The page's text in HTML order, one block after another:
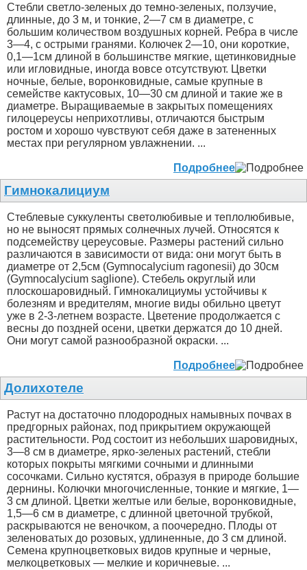
Стебли светло-зеленых до темно-зеленых, ползучие,
длинные, до 3 м, и тонкие, 2—7 см в диаметре, с
большим количеством воздушных корней. Ребра в числе
3—4, с острыми гранями. Колючек 2—10, они короткие,
0,1—1см длиной в большинстве мягкие, щетинковидные
или игловидные, иногда вовсе отсутствуют. Цветки
ночные, белые, воронковидные, самые крупные в
семействе кактусовых, 10—30 см длиной и такие же в
диаметре. Выращиваемые в закрытых помещениях
гилоцереусы неприхотливы, отличаются быстрым
ростом и хорошо чувствуют себя даже в затененных
местах при регулярном увлажнении. ...
Подробнее
Гимнокалициум
Стеблевые суккуленты светолюбивые и теплолюбивые,
но не выносят прямых солнечных лучей. Относятся к
подсемейству цереусовые. Размеры растений сильно
различаются в зависимости от вида: они могут быть в
диаметре от 2,5см (Gymnocalycium ragonesii) до 30см
(Gymnocalycium saglione). Стебель округлый или
плоскошаровидный. Гимнокалициумы устойчивы к
болезням и вредителям, многие виды обильно цветут
уже в 2-3-летнем возрасте. Цветение продолжается с
весны до поздней осени, цветки держатся до 10 дней.
Они могут самой разнообразной окраски. ...
Подробнее
Долихотеле
Растут на достаточно плодородных намывных почвах в
предгорных районах, под прикрытием окружающей
растительности. Род состоит из небольших шаровидных,
3—8 см в диаметре, ярко-зеленых растений, стебли
которых покрыты мягкими сочными и длинными
сосочками. Сильно кустятся, образуя в природе большие
дернины. Колючки многочисленные, тонкие и мягкие, 1—
3 см длиной. Цветки желтые или белые, воронковидные,
1,5—6 см в диаметре, с длинной цветочной трубкой,
раскрываются не веночком, а поочередно. Плоды от
зеленоватых до розовых, удлиненные, до 3 см длиной.
Семена крупноцветковых видов крупные и черные,
мелкоцветковых — мелкие и коричневые. ...